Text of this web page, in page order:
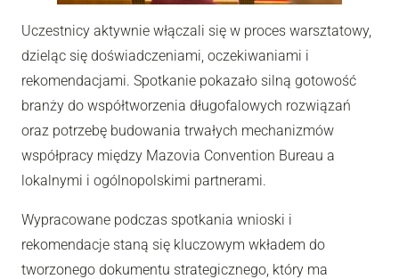
Uczestnicy aktywnie włączali się w proces warsztatowy,
dzieląc się doświadczeniami, oczekiwaniami i
rekomendacjami. Spotkanie pokazało silną gotowość
branży do współtworzenia długofalowych rozwiązań
oraz potrzebę budowania trwałych mechanizmów
współpracy między Mazovia Convention Bureau a
lokalnymi i ogólnopolskimi partnerami.
Wypracowane podczas spotkania wnioski i
rekomendacje staną się kluczowym wkładem do
tworzonego dokumentu strategicznego, który ma